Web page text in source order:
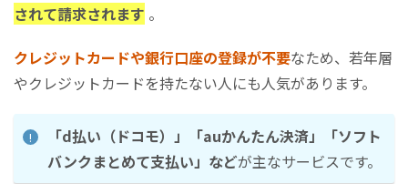
されて請求されます 。
クレジットカードや銀行口座の登録が不要なため、若年層
やクレジットカードを持たない人にも人気があります。
「d払い（ドコモ）」「auかんたん決済」「ソフト
バンクまとめて支払い」などが主なサービスです。